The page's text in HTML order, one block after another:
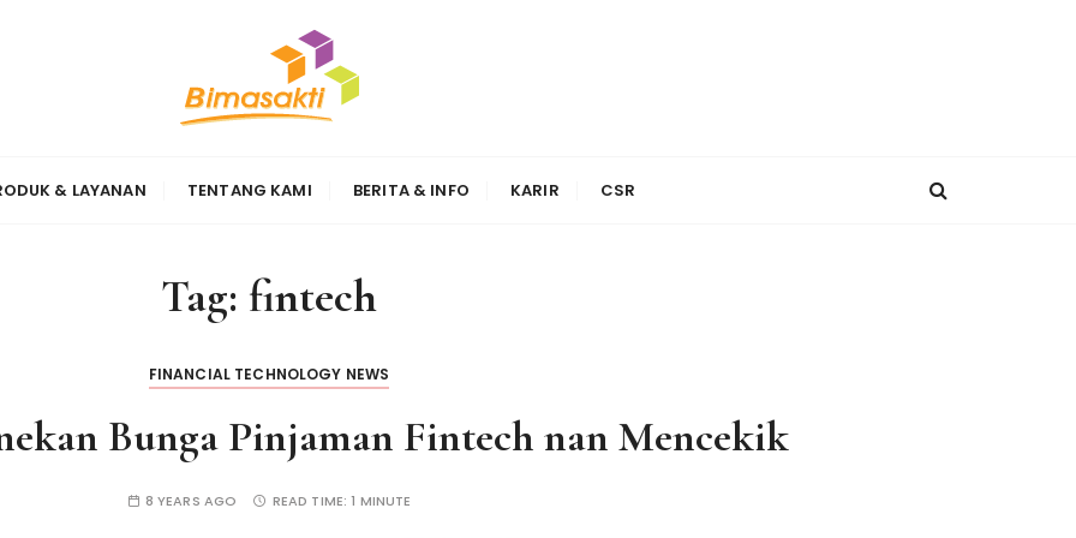
& LAYANAN TENTANG KAMI BERITA & INFO KARIR CSR
Tag: fintech
FINANCIAL TECHNOLOGY NEWS
Bunga Pinjaman Fintech nan Mencekik
8 YEARS AGO READ TIME:1 MINUTE